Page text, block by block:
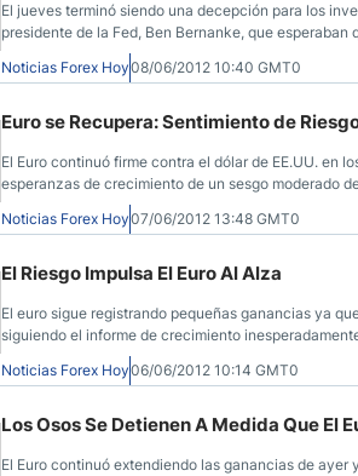
El jueves terminó siendo una decepción para los
presidente de la Fed, Ben Bernanke, que
apuntalar una recuperación económica que estaba
Noticias Forex Hoy08/06/2012 10:40 GMT0
Euro se Recupera: Sentimiento de
El Euro continuó firme contra el dólar de EE.UU. en
esperanzas de crecimiento de un sesgo moderado
Reserva Federal de los EE.UU. que sugieren que
adicional en los próximos meses.
Noticias Forex Hoy07/06/2012 13:48 GMT0
El Riesgo Impulsa El Euro Al Alza
El euro sigue registrando pequeñas ganancias ya
siguiendo el informe de crecimiento
Euro-Dólar se mantienen cautos ante la reunión de
Central Europeo.
Noticias Forex Hoy06/06/2012 10:14 GMT0
Los Osos Se Detienen A Medida Que El
El Euro continuó extendiendo las ganancias de ayer